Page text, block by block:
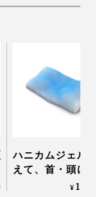
伸縮性もあっ
ふんわり感が長持ち
ハニカムジェル
えて、首・頭に
ゅフィットする
¥